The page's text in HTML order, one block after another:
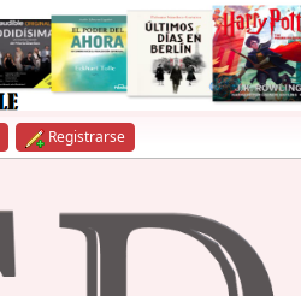
Registrarse